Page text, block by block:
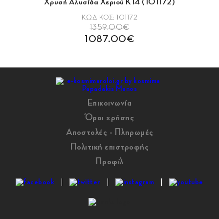
Χρυσή Αλυσίδα Χεριού Κ14 (101172)
ΚΩΔΙΚΟΣ: 101172
1359.00€
1087.00€
Επικοινωνία
Όροι χρήσης
Αποστολές - Πληρωμές
Πολιτική επιστροφής
Προφίλ